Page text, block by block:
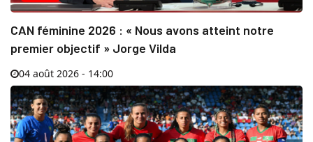
CAN féminine 2026 : « Nous avons atteint notre
premier objectif » Jorge Vilda
04 août 2026 - 14:00